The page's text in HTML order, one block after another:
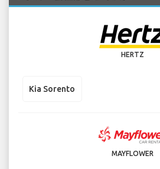
HERTZ
Kia Sorento
MAYFLOWER